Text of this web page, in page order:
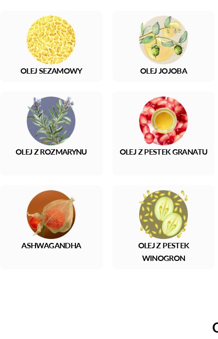
OLEJ SEZAMOWY OLEJ JOJOBA
OLEJ Z ROZMARYNU OLEJ Z PESTEK GRANATU
ASHWAGANDHA
OLEJ Z PESTEK
WINOGRON